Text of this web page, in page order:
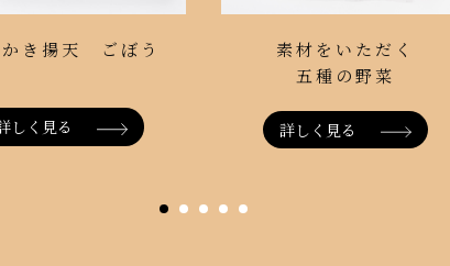
き揚天 ごぼう
しく見る
素材をいただく
五種の野菜
詳しく見る